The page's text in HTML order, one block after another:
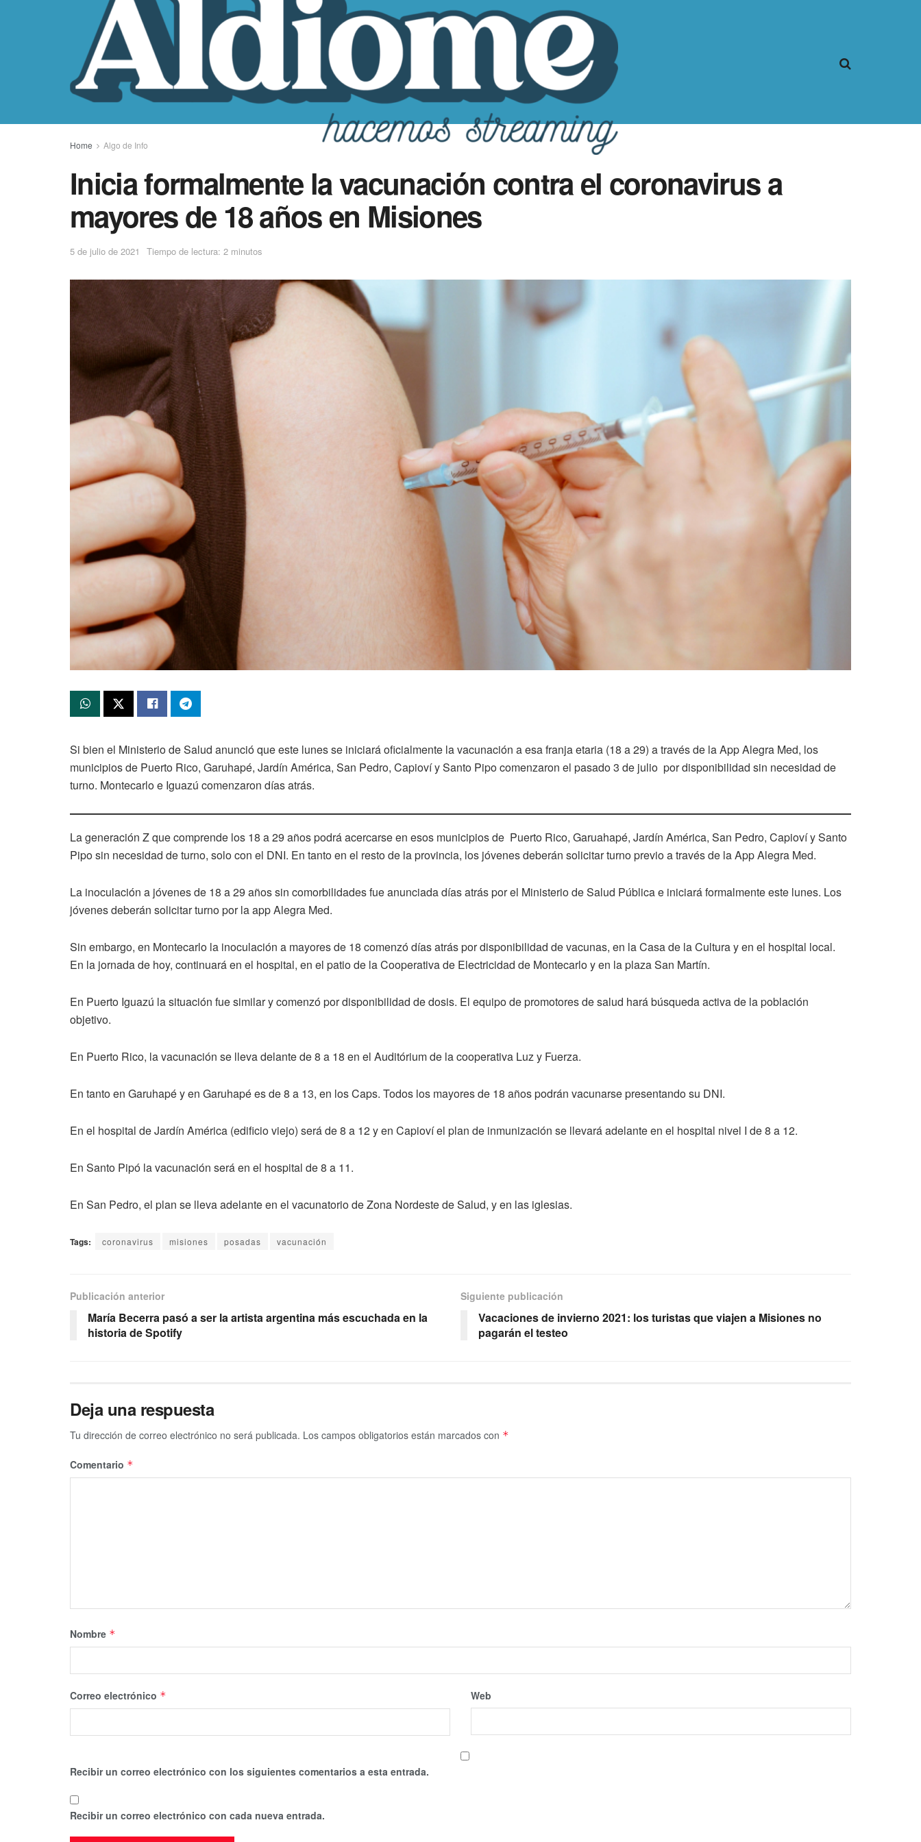
Home Algo de Info
Inicia formalmente la vacunación contra el coronavirus a
mayores de 18 años en Misiones
5 de julio de 2021 Tiempo de lectura: 2 minutos
Si bien el Ministerio de Salud anunció que este lunes se iniciará oficialmente la vacunación a esa franja etaria (18 a 29) a través de la App Alegra Med, los
municipios de Puerto Rico, Garuhapé, Jardín América, San Pedro, Capioví y Santo Pipo comenzaron el pasado 3 de julio por disponibilidad sin necesidad de
turno. Montecarlo e Iguazú comenzaron días atrás.
La generación Z que comprende los 18 a 29 años podrá acercarse en esos municipios de Puerto Rico, Garuahapé, Jardín América, San Pedro, Capioví y Santo
Pipo sin necesidad de turno, solo con el DNI. En tanto en el resto de la provincia, los jóvenes deberán solicitar turno previo a través de la App Alegra Med.
La inoculación a jóvenes de 18 a 29 años sin comorbilidades fue anunciada días atrás por el Ministerio de Salud Pública e iniciará formalmente este lunes. Los
jóvenes deberán solicitar turno por la app Alegra Med.
Sin embargo, en Montecarlo la inoculación a mayores de 18 comenzó días atrás por disponibilidad de vacunas, en la Casa de la Cultura y en el hospital local.
En la jornada de hoy, continuará en el hospital, en el patio de la Cooperativa de Electricidad de Montecarlo y en la plaza San Martín.
En Puerto Iguazú la situación fue similar y comenzó por disponibilidad de dosis. El equipo de promotores de salud hará búsqueda activa de la población
objetivo.
En Puerto Rico, la vacunación se lleva delante de 8 a 18 en el Auditórium de la cooperativa Luz y Fuerza.
En tanto en Garuhapé y en Garuhapé es de 8 a 13, en los Caps. Todos los mayores de 18 años podrán vacunarse presentando su DNI.
En el hospital de Jardín América (edificio viejo) será de 8 a 12 y en Capioví el plan de inmunización se llevará adelante en el hospital nivel I de 8 a 12.
En Santo Pipó la vacunación será en el hospital de 8 a 11.
En San Pedro, el plan se lleva adelante en el vacunatorio de Zona Nordeste de Salud, y en las iglesias.
Tags: coronavirus misiones posadas vacunación
Publicación anterior
María Becerra pasó a ser la artista argentina más escuchada en la
historia de Spotify
Siguiente publicación
Vacaciones de invierno 2021: los turistas que viajen a Misiones no
pagarán el testeo
Deja una respuesta
Tu dirección de correo electrónico no será publicada. Los campos obligatorios están marcados con *
Comentario *
Nombre *
Correo electrónico * Web
Recibir un correo electrónico con los siguientes comentarios a esta entrada.
Recibir un correo electrónico con cada nueva entrada.